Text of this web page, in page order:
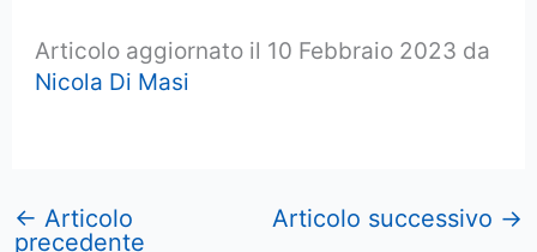
Articolo aggiornato il 10 Febbraio 2023 da
Nicola Di Masi
← Articolo
precedente
Articolo successivo →